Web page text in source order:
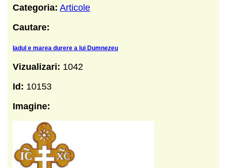
Categoria: Articole
Cautare:
Iadul e marea durere a lui Dumnezeu
Vizualizari: 1042
Id: 10153
Imagine: